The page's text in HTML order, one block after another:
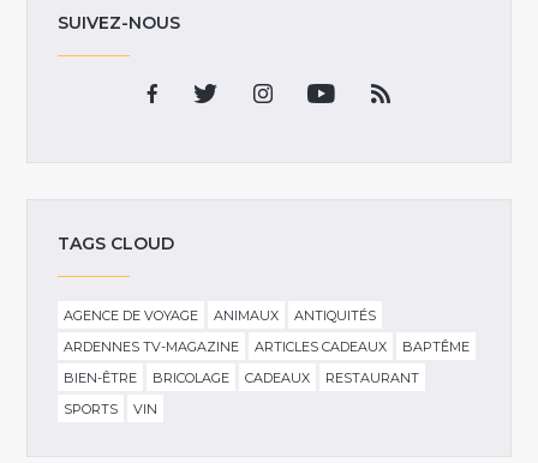
SUIVEZ-NOUS
TAGS CLOUD
AGENCE DE VOYAGE ANIMAUX
ANTIQUITÉS
ARDENNES TV-MAGAZINE
ARTICLES CADEAUX
BAPTÊME
BIEN-ÊTRE
BRICOLAGE CADEAUX
RESTAURANT
SPORTS
VIN